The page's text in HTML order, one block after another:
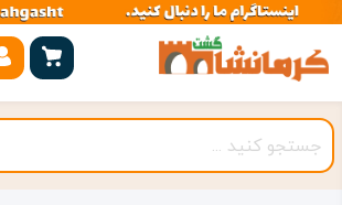
صفحه
اصلی
کرمانشاه
شهرستان